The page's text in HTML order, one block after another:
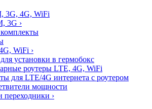
3G, 4G, WiFi
3G ›
WiFi ›
установки в гермобокс
роутеры LTE, 4G, WiFi
для LTE/4G интернета с роутером
мощности
переходники ›